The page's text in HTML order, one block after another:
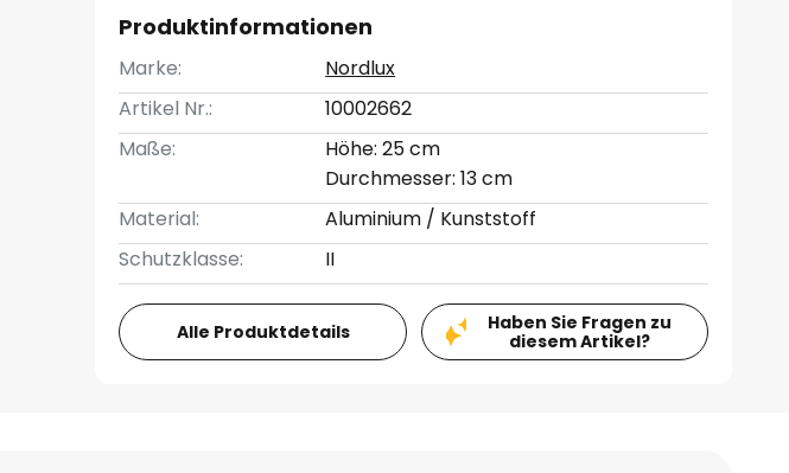
Produktinformationen
Marke:
Nordlux
Artikel Nr.:
10002662
Maße:
Höhe: 25 cm
Durchmesser: 13 cm
Material:
Aluminium / Kunststoff
Schutzklasse:
II
Alle Produktdetails
Haben Sie Fragen zu
diesem Artikel?